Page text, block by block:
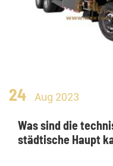
24 Aug 2023
Was sind die
städtische Haupt